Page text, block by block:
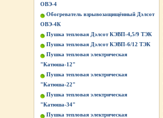
ОВЭ-4
Обогреватель взрывозащищённый Дэлсот
ОВЭ-4К
Пушка тепловая Дэлсот КЭВП-4,5/9 ТЭК
Пушка тепловая Дэлсот КЭВП-6/12 ТЭК
Пушка тепловая электрическая
"Катюша-12"
Пушка тепловая электрическая
"Катюша-22"
Пушка тепловая электрическая
"Катюша-34"
Пушка тепловая электрическая